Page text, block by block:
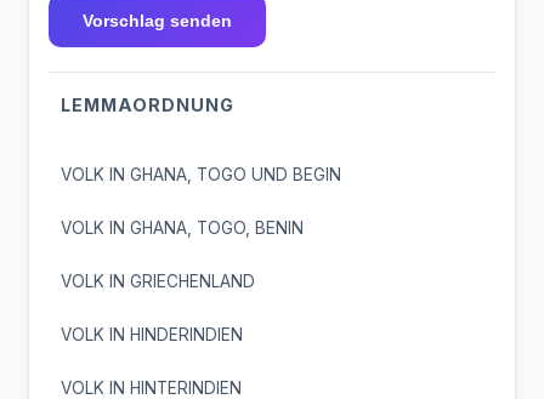
Vorschlag senden
LEMMAORDNUNG
VOLK IN GHANA, TOGO UND BEGIN
VOLK IN GHANA, TOGO, BENIN
VOLK IN GRIECHENLAND
VOLK IN HINDERINDIEN
VOLK IN HINTERINDIEN